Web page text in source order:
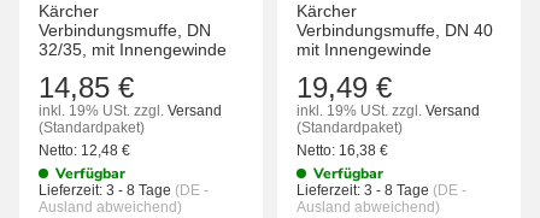
Kärcher
Verbindungsmuffe, DN
32/35, mit Innengewinde
14,85 €
inkl. 19% USt. zzgl. Versand
(Standardpaket)
Netto: 12,48 €
Verfügbar
Lieferzeit: 3 - 8 Tage (DE -
Ausland abweichend)
Kärcher
Verbindungsmuffe, DN 40
mit Innengewinde
19,49 €
inkl. 19% USt. zzgl. Versand
(Standardpaket)
Netto: 16,38 €
Verfügbar
Lieferzeit: 3 - 8 Tage (DE -
Ausland abweichend)